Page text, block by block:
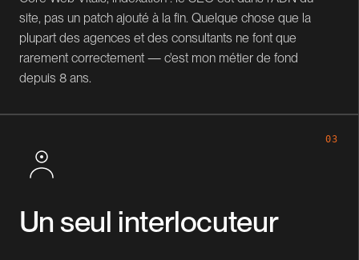
site, pas un patch ajouté à la fin. Quelque chose que la
plupart des agences et des consultants ne font que
rarement correctement — c'est mon métier de fond
depuis 8 ans.
03
Un seul interlocuteur